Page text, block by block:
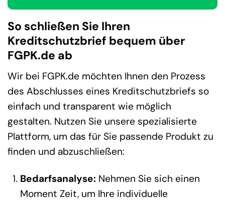
So schließen Sie Ihren
Kreditschutzbrief bequem über
FGPK.de ab
Wir bei FGPK.de möchten Ihnen den Prozess
des Abschlusses eines Kreditschutzbriefs so
einfach und transparent wie möglich
gestalten. Nutzen Sie unsere spezialisierte
Plattform, um das für Sie passende Produkt zu
finden und abzuschließen:
Bedarfsanalyse: Nehmen Sie sich einen
Moment Zeit, um Ihre individuelle